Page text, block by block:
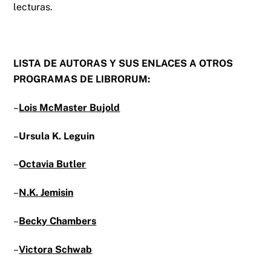
lecturas.
LISTA DE AUTORAS Y SUS ENLACES A OTROS
PROGRAMAS DE LIBRORUM:
–Lois McMaster Bujold
–Ursula K. Leguin
–Octavia Butler
–N.K. Jemisin
–Becky Chambers
–Victora Schwab